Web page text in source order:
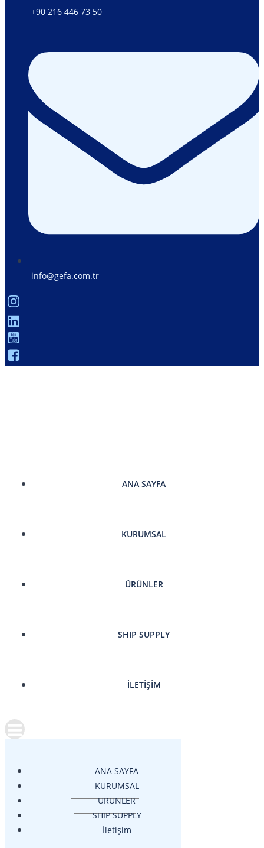
+90 216 446 73 50
info@gefa.com.tr
ANA SAYFA
KURUMSAL
ÜRÜNLER
SHIP SUPPLY
İLETIŞIM
ANA SAYFA
KURUMSAL
ÜRÜNLER
SHIP SUPPLY
İletişim